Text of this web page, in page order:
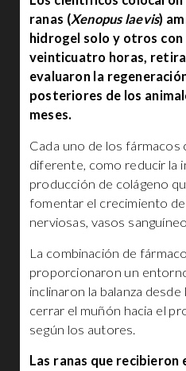
ranas (Xenopus laevis)
hidrogel solo y otros
veinticuatro horas,
evaluaron la
posteriores de los
meses.
Cada uno de los
diferente, como reducir la
producción de colágeno
fomentar el crecimiento
nerviosas, vasos
La combinación de
proporcionaron un
inclinaron la balanza
cerrar el muñón hacia el
según los autores.
Las ranas que